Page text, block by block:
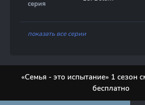
серия
показать все серии
«Семья - это испытание» 1 сезон
бесплатно